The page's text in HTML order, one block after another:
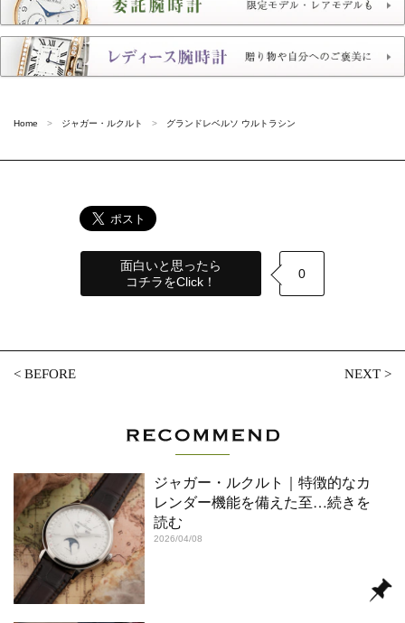
Home ジャガー・ルクルト グランドレベルソ ウルトラシン
面白いと思ったら
コチラをClick！
0
<BEFORE NEXT>
ジャガー・ルクルト｜特徴的なカ
レンダー機能を備えた至…続きを
読む
2026/04/08